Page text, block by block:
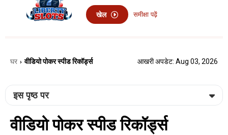
खेल समीक्षा पढ़ें
घर › वीडियो पोकर स्पीड रिकॉर्ड्स आखरी अपडेट: Aug 03, 2026
इस पृष्ठ पर
वीडियो पोकर स्पीड रिकॉर्ड्स